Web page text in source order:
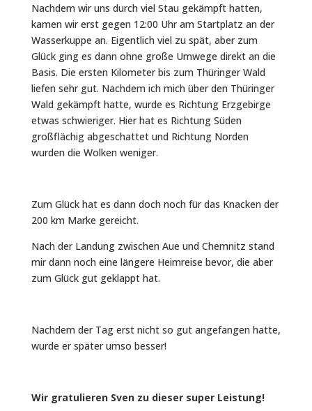
Nachdem wir uns durch viel Stau gekämpft hatten,
kamen wir erst gegen 12:00 Uhr am Startplatz an der
Wasserkuppe an. Eigentlich viel zu spät, aber zum
Glück ging es dann ohne große Umwege direkt an die
Basis. Die ersten Kilometer bis zum Thüringer Wald
liefen sehr gut. Nachdem ich mich über den Thüringer
Wald gekämpft hatte, wurde es Richtung Erzgebirge
etwas schwieriger. Hier hat es Richtung Süden
großflächig abgeschattet und Richtung Norden
wurden die Wolken weniger.
Zum Glück hat es dann doch noch für das Knacken der
200 km Marke gereicht.
Nach der Landung zwischen Aue und Chemnitz stand
mir dann noch eine längere Heimreise bevor, die aber
zum Glück gut geklappt hat.
Nachdem der Tag erst nicht so gut angefangen hatte,
wurde er später umso besser!
Wir gratulieren Sven zu dieser super Leistung!